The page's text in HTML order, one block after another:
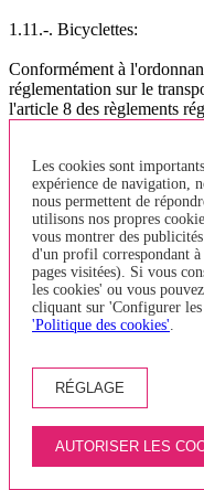
1.11.-. Bicyclettes:
Conformément à
réglementation sur le
l'article 8 des règlements
n'est pas permis d'entrer
transporter jusqu'à deux
pour les PMR (fauteuils
roulant veut monter dans
vélo, celui-ci devra
fauteuils roulants ont la
personne. - Les voyageurs
transport interurbaine -
état de propreté et n'a
véhicule sera soumis à
véhicule, pour les
maximum de bus deux
le reste des bagages.
de transporter une
dommages qui peuvent se
bagages et le même
Les cookies sont
expérience de navigation,
nous permettent de
utilisons nos propres
vous montrer des
d'un profil correspondant
pages visitées). Si vous
les cookies' ou vous
cliquant sur 'Configurer
'Politique des cookies'.
RÉGLAGE
AUTORISER LES